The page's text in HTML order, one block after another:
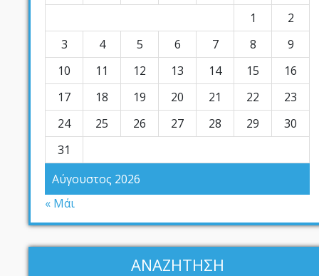
Αύγουστος 2026
1
2
3
4 5 6 7 8
9
10
11 12 13 14 15
16
17
18 19 20 21 22
23
24
25 26 27 28 29
30
31
« Μάι
ΑΝΑΖΗΤΗΣΗ